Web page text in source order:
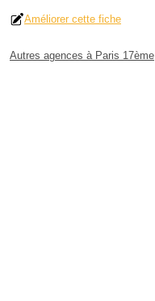
Améliorer cette fiche
Autres agences à Paris 17ème